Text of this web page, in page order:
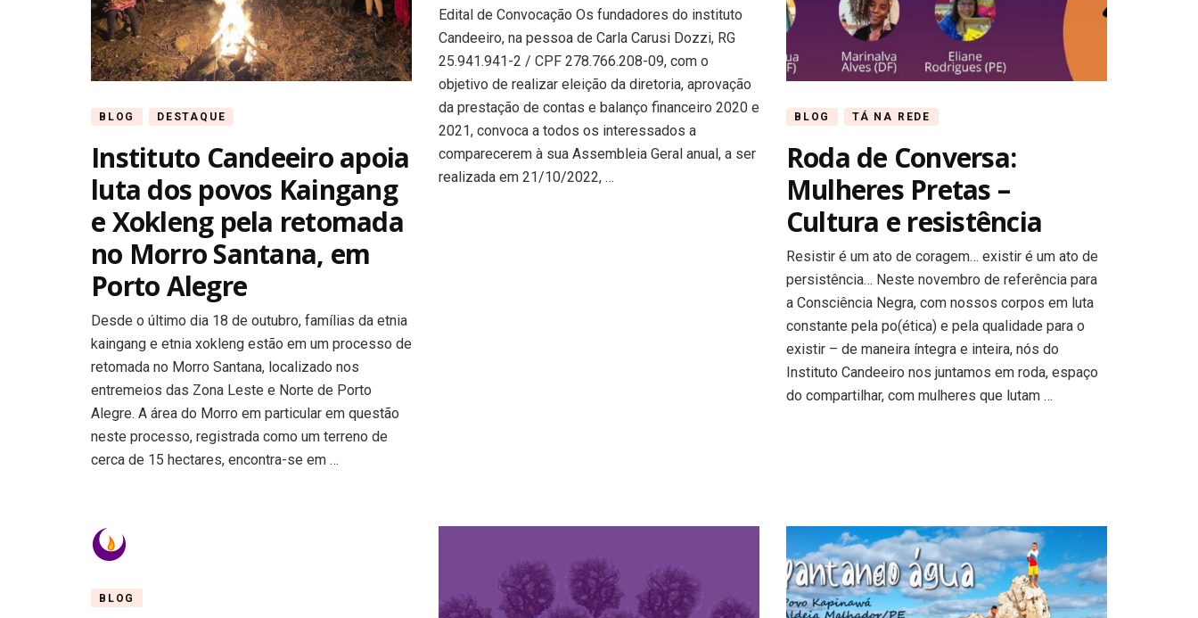
BLOG DESTAQUE
Instituto Candeeiro apoia
luta dos povos Kaingang
e Xokleng pela retomada
no Morro Santana, em
Porto Alegre
Desde o último dia 18 de outubro, famílias da etnia
kaingang e etnia xokleng estão em um processo de
retomada no Morro Santana, localizado nos
entremeios das Zona Leste e Norte de Porto
Alegre. A área do Morro em particular em questão
neste processo, registrada como um terreno de
cerca de 15 hectares, encontra-se em …
Edital de Convocação Os fundadores do instituto
Candeeiro, na pessoa de Carla Carusi Dozzi, RG
25.941.941-2 / CPF 278.766.208-09, com o
objetivo de realizar eleição da diretoria, aprovação
da prestação de contas e balanço financeiro 2020 e
2021, convoca a todos os interessados a
comparecerem à sua Assembleia Geral anual, a ser
realizada em 21/10/2022, …
BLOG TÁ NA REDE
Roda de Conversa:
Mulheres Pretas –
Cultura e resistência
Resistir é um ato de coragem… existir é um ato de
persistência… Neste novembro de referência para
a Consciência Negra, com nossos corpos em luta
constante pela po(ética) e pela qualidade para o
existir – de maneira íntegra e inteira, nós do
Instituto Candeeiro nos juntamos em roda, espaço
do compartilhar, com mulheres que lutam …
BLOG